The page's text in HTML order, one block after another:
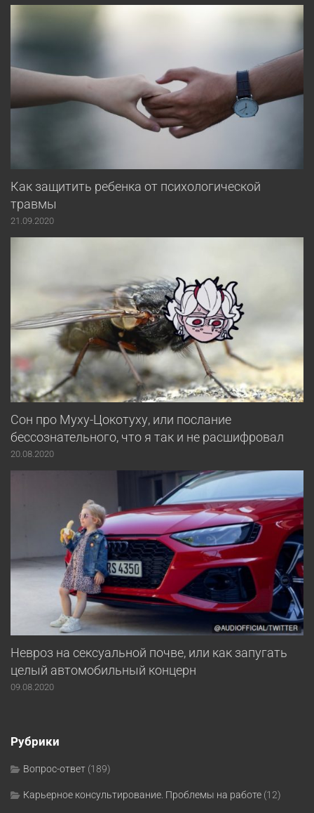
Как защитить ребенка от психологической
травмы
21.09.2020
Сон про Муху-Цокотуху, или послание
бессознательного, что я так и не расшифровал
20.08.2020
Невроз на сексуальной почве, или как запугать
целый автомобильный концерн
09.08.2020
Рубрики
Вопрос-ответ (189)
Карьерное консультирование. Проблемы на работе (12)